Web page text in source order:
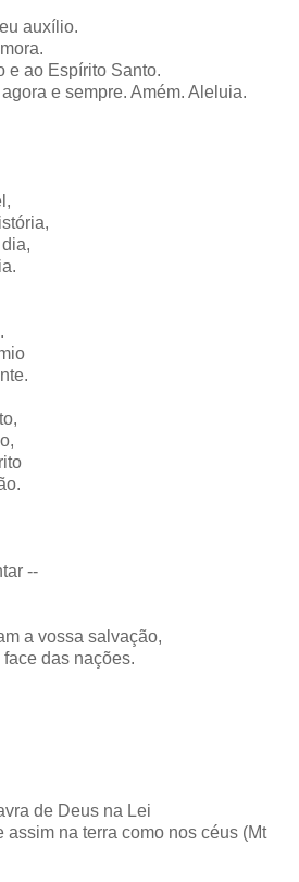
auxílio.
e ao Espírito Santo.
e sempre. Amém. Aleluia.
--
a vossa salvação,
das nações.
de Deus na Lei
assim na terra como nos céus (Mt